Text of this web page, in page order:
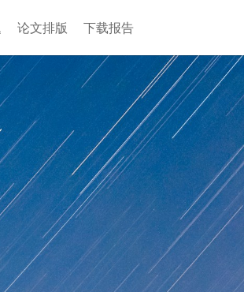
论文排版 下载报告